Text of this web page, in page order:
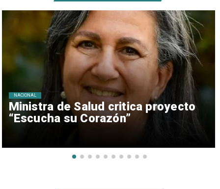
Ministra de Salud critica proyecto
“Escucha su Corazón”
NACIONAL